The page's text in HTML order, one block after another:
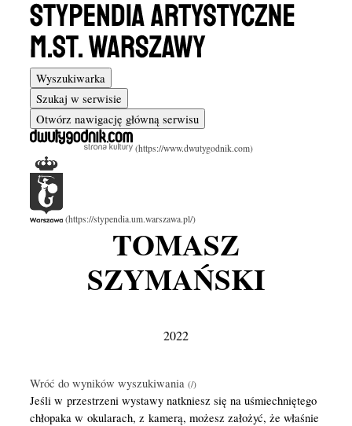
Wyszukiwarka
Szukaj w serwisie
Otwórz nawigację główną serwisu
TOMASZ
SZYMAŃSKI
2022
Wróć do wyników wyszukiwania
Jeśli w przestrzeni wystawy natkniesz się na uśmiechniętego
chłopaka w okularach, z kamerą, możesz założyć, że właśnie